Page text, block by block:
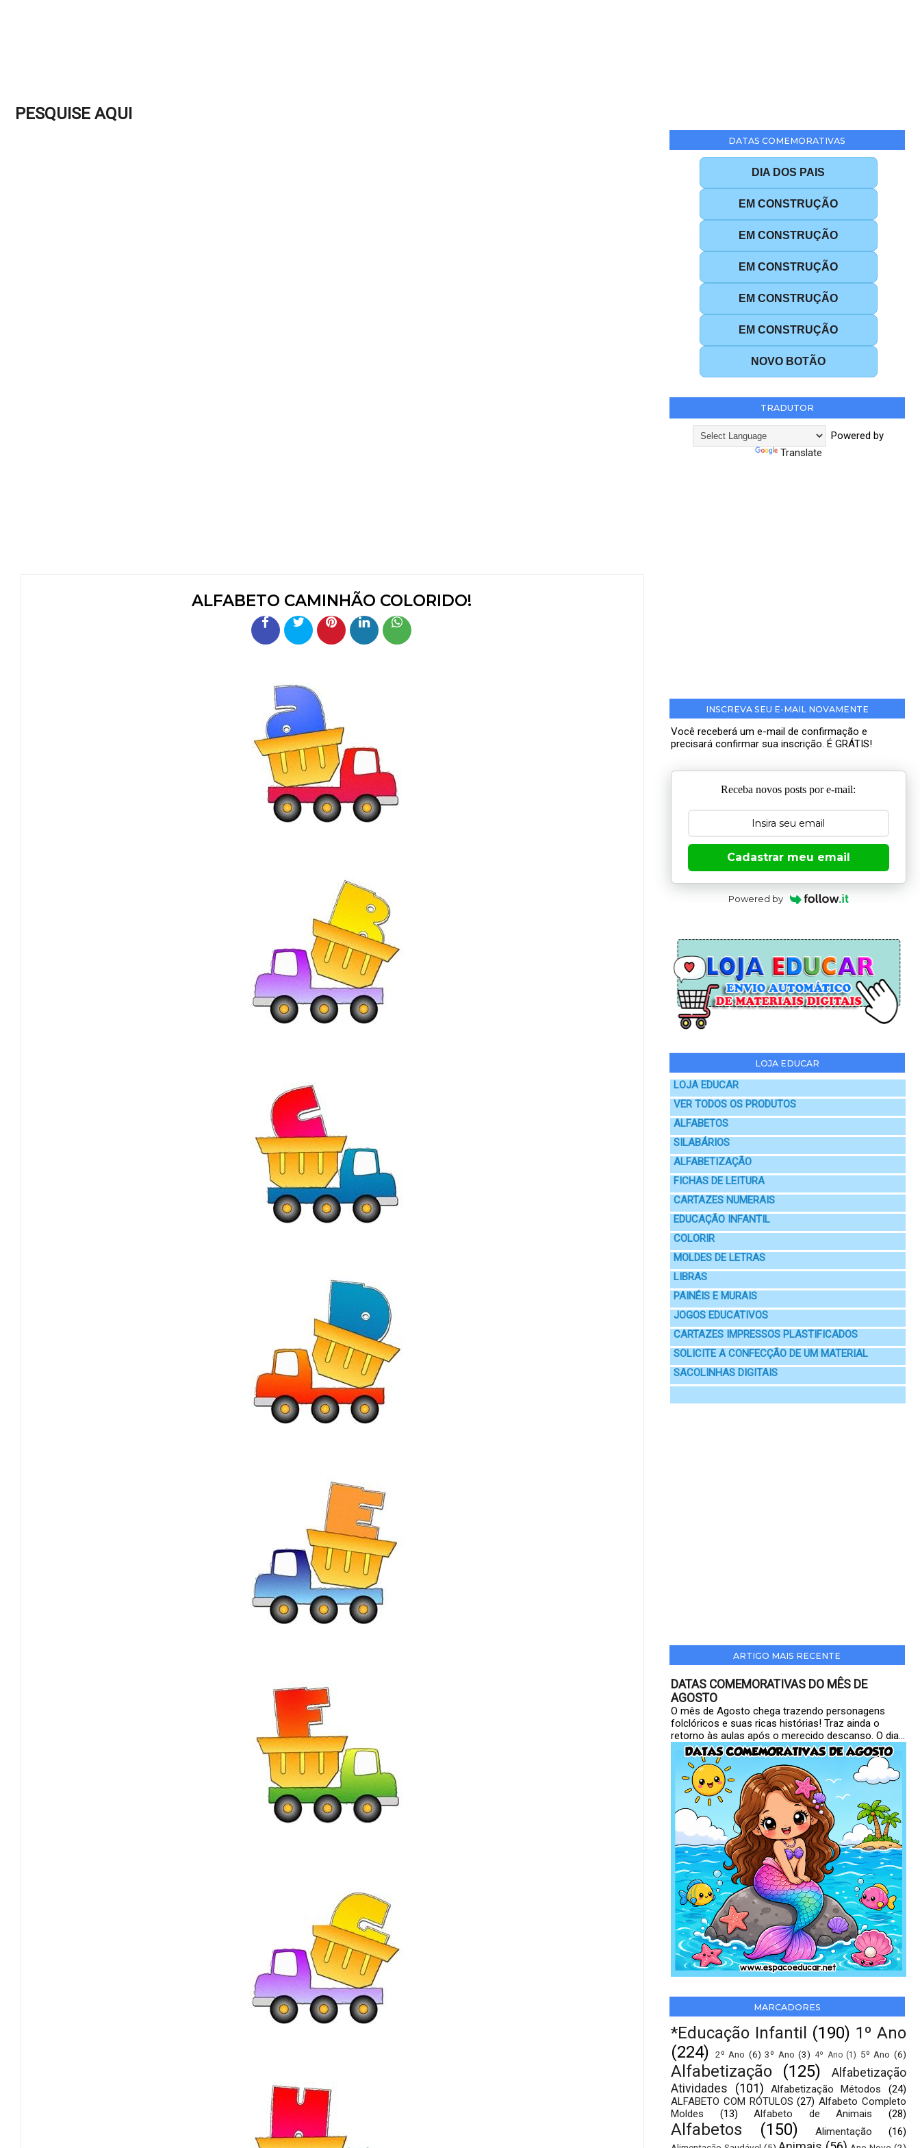
PESQUISE AQUI
ALFABETO CAMINHÃO COLORIDO!
DATAS COMEMORATIVAS
DIA DOS PAIS
EM CONSTRUÇÃO
EM CONSTRUÇÃO
EM CONSTRUÇÃO
EM CONSTRUÇÃO
EM CONSTRUÇÃO
NOVO BOTÃO
TRADUTOR
Powered by
Translate
INSCREVA SEU E-MAIL NOVAMENTE
Você receberá um e-mail de confirmação e
precisará confirmar sua inscrição. É GRÁTIS!
Receba novos posts por e-mail:
Cadastrar meu email
Powered by
LOJA EDUCAR
LOJA EDUCAR
VER TODOS OS PRODUTOS
ALFABETOS
SILABÁRIOS
ALFABETIZAÇÃO
FICHAS DE LEITURA
CARTAZES NUMERAIS
EDUCAÇÃO INFANTIL
COLORIR
MOLDES DE LETRAS
LIBRAS
PAINÉIS E MURAIS
JOGOS EDUCATIVOS
CARTAZES IMPRESSOS PLASTIFICADOS
SOLICITE A CONFECÇÃO DE UM MATERIAL
SACOLINHAS DIGITAIS
ARTIGO MAIS RECENTE
DATAS COMEMORATIVAS DO MÊS DE
AGOSTO
O mês de Agosto chega trazendo personagens
folclóricos e suas ricas histórias! Traz ainda o
retorno às aulas após o merecido descanso. O dia...
MARCADORES
*Educação Infantil (190) 1º Ano
(224)
2º Ano (6) 3º Ano (3) 4º Ano (1) 5º Ano (6)
Alfabetização (125)
Alfabetização
Atividades
(101) Alfabetização Métodos
(24)
ALFABETO COM RÓTULOS (27) Alfabeto Completo
Moldes
(13) Alfabeto de Animais (28)
Alfabetos (150) Alimentação (16)